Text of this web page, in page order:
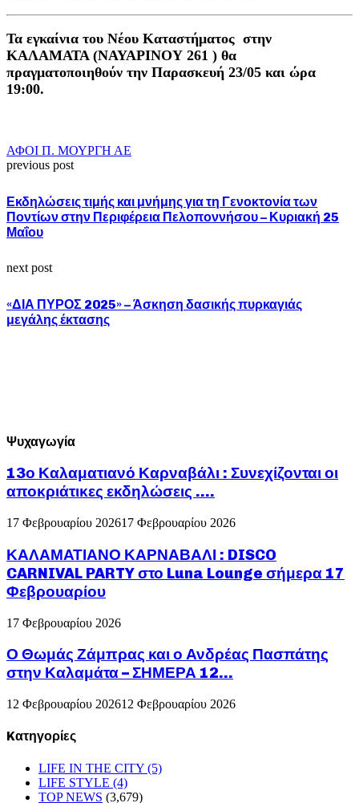
Τα εγκαίνια του Νέου Καταστήματος στην
ΚΑΛΑΜΑΤΑ (ΝΑΥΑΡΙΝΟΥ 261 ) θα
πραγματοποιηθούν την Παρασκευή 23/05 και ώρα
19:00.
ΑΦΟΙ Π. ΜΟΥΡΓΗ ΑΕ
previous post
Εκδηλώσεις τιμής και μνήμης για τη Γενοκτονία των
Ποντίων στην Περιφέρεια Πελοποννήσου – Κυριακή 25
Μαΐου
next post
«ΔΙΑ ΠΥΡΟΣ 2025» – Άσκηση δασικής πυρκαγιάς
μεγάλης έκτασης
Ψυχαγωγία
13ο Καλαματιανό Καρναβάλι : Συνεχίζονται οι
αποκριάτικες εκδηλώσεις ….
17 Φεβρουαρίου 202617 Φεβρουαρίου 2026
ΚΑΛΑΜΑΤΙΑΝΟ ΚΑΡΝΑΒΑΛΙ : DISCO
CARNIVAL PARTY στο Luna Lounge σήμερα 17
Φεβρουαρίου
17 Φεβρουαρίου 2026
Ο Θωμάς Ζάμπρας και ο Ανδρέας Πασπάτης
στην Καλαμάτα – ΣΗΜΕΡΑ 12...
12 Φεβρουαρίου 202612 Φεβρουαρίου 2026
Kατηγορίες
LIFE IN THE CITY (5)
LIFE STYLE (4)
TOP NEWS (3,679)